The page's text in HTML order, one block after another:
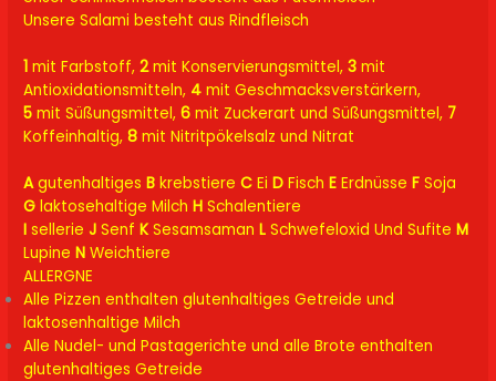
Unsere Salami besteht aus Rindfleisch
1 mit Farbstoff,2mit Konservierungsmittel,3 mit
Antioxidationsmitteln, 4 mitGeschmacksverstärkern,
5 mit Süßungsmittel,6 mit Zuckerart und Süßungsmittel, 7
Koffeinhaltig,8 mit Nitritpökelsalz und Nitrat
AgutenhaltigesB krebstiereC EiD FischE ErdnüsseF Soja
G laktosehaltige MilchH Schalentiere
I sellerieJ SenfKSesamsamanL Schwefeloxid Und SufiteM
LupineN Weichtiere
ALLERGNE
Alle Pizzen enthalten glutenhaltiges Getreide und
laktosenhaltige Milch
Alle Nudel- und Pastagerichte und alle Brote enthalten
glutenhaltiges Getreide